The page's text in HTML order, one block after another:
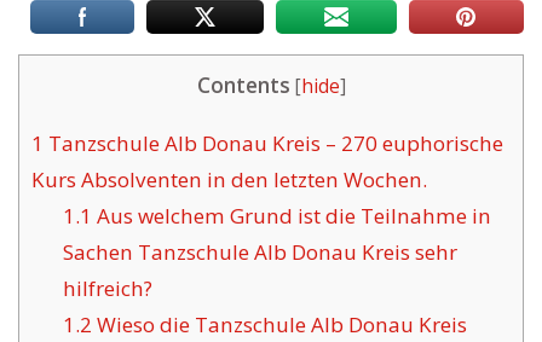
Contents [hide]
1 Tanzschule Alb Donau Kreis – 270 euphorische
Kurs Absolventen in den letzten Wochen.
1.1 Aus welchem Grund ist die Teilnahme in
Sachen Tanzschule Alb Donau Kreis sehr
hilfreich?
1.2 Wieso die Tanzschule Alb Donau Kreis